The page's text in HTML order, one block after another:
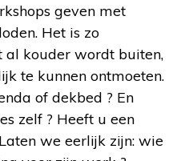
geven met
Het is zo
kouder wordt buiten,
te kunnen ontmoeten.
of dekbed ? En
zelf ? Heeft u een
we eerlijk zijn: wie